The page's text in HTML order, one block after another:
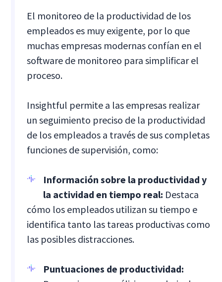
El monitoreo de la productividad de los
empleados es muy exigente, por lo que
muchas empresas modernas confían en el
software de monitoreo para simplificar el
proceso.
Insightful permite a las empresas realizar
un seguimiento preciso de la productividad
de los empleados a través de sus completas
funciones de supervisión, como:
Información sobre la productividad y
la actividad en tiempo real: Destaca
cómo los empleados utilizan su tiempo e
identifica tanto las tareas productivas como
las posibles distracciones.
Puntuaciones de productividad: